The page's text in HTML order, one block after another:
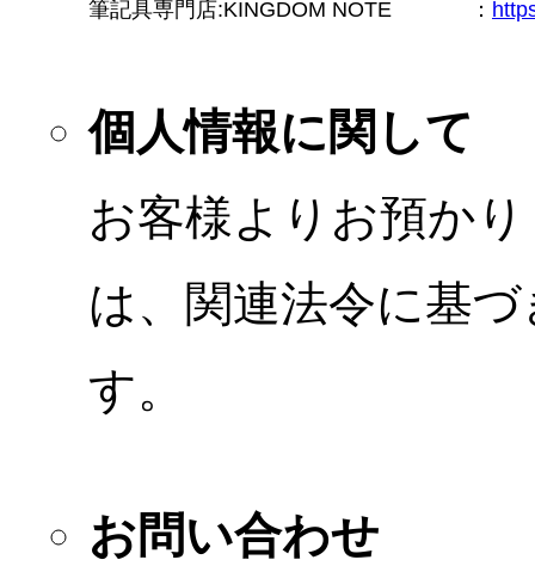
筆記具専門店:KINGDOM NOTE
：
個人情報に関して
お客様よりお預か
は、関連法令に基
す。
お問い合わせ